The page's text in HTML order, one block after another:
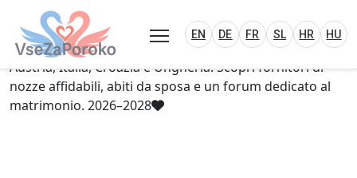
VseZaPoroko.net – Wedding Planning
Plan Your Wedding in Slovenia, Austria, Italy,
DEHR HU
VseZaPoroko – portale per l’organizzazione di
matrimoni locali e destination wedding in Slovenia,
Austria, Italia, Croazia e Ungheria. Scopri fornitori di
nozze affidabili, abiti da sposa e un forum dedicato al
matrimonio. 2026–2028
EN DE FR SL HR HU